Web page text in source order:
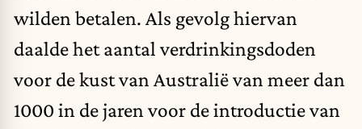
wilden betalen. Als gevolg hiervan
daalde het aantal verdrinkingsdoden
voor de kust van Australiëvan meer dan
1000 in de jaren voor de introductie van